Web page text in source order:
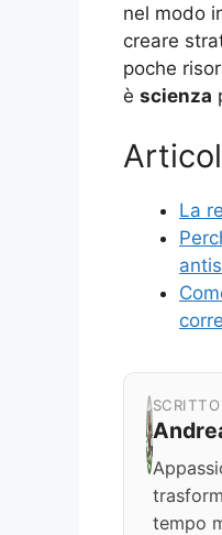
nel modo
creare
poche
è scienza
La
tempo